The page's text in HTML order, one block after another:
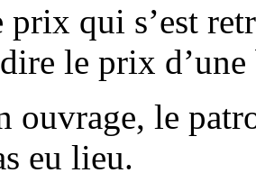
prix qui s’est
dire le prix
ouvrage, le
eu lieu.